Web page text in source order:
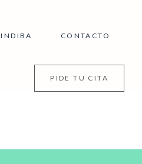
INDIBA CONTACTO
PIDE TU CITA